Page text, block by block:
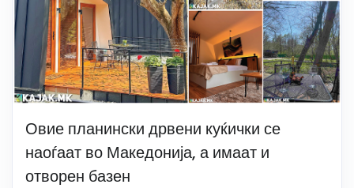
Овие планински дрвени куќички се
наоѓаат во Македонија, а имаат и
отворен базен